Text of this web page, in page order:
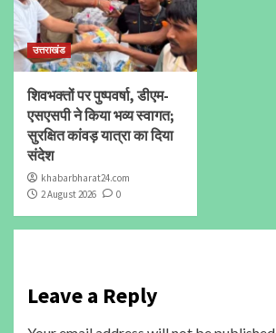
उत्तराखंड
शिवभक्तों पर पुष्पवर्षा, डीएम-
एसएसपी ने किया भव्य स्वागत;
सुरक्षित कांवड़ यात्रा का दिया
संदेश
khabarbharat24.com
2 August 2026
0
Leave a Reply